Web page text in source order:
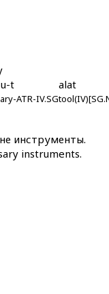
t
ATR-IV.SG
alat
инструменты.
instruments.